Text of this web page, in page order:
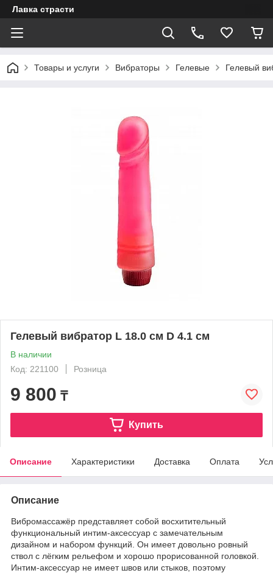
Лавка страсти
Товары и услуги Вибраторы Гелевые Гелевый
Гелевый вибратор L 18.0 см D 4.1 см
В наличии
Код: 221100
Розница
9 800 ₸
Купить
Описание Характеристики Доставка Оплата
Описание
Вибромассажёр представляет собой восхитительный
функциональный интим-аксессуар с замечательным
дизайном и набором функций. Он имеет довольно ровный
ствол с лёгким рельефом и хорошо прорисованной головкой.
Интим-аксессуар не имеет швов или стыков, поэтому